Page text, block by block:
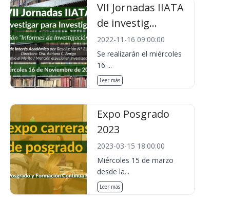
VII Jornadas IIATA
de investig...
2022-11-16 09:00:00
Se realizarán el miércoles
16 ...
Leer más
Expo Posgrado
2023
2023-03-15 18:00:00
Miércoles 15 de marzo
desde la...
Leer más